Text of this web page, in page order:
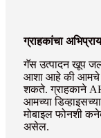
ग्राहकांचा
गॅस उत्पादन खूप
आशा आहे की आमचे
शकते. ग्राहकाने
आमच्या
मोबाइल फोनशी
असेल.